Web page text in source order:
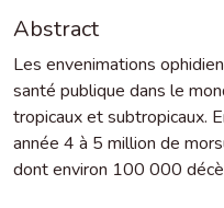
Abstract
Les envenimations
santé publique dans le
tropicaux et subtropicaux.
année 4 à 5 million de
dont environ 100 000